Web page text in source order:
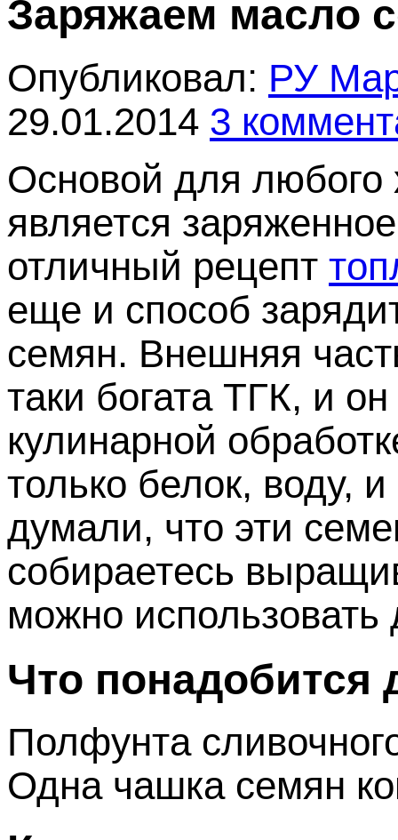
Заряжаем масло
Опубликовал: РУ
29.01.2014 3
Основой для любого
является
отличный рецепт
еще и способ
семян. Внешняя
таки богата ТГК, и
кулинарной
только белок, воду,
думали, что эти
собираетесь
можно использовать
Что понадобится
Полфунта
Одна чашка семян